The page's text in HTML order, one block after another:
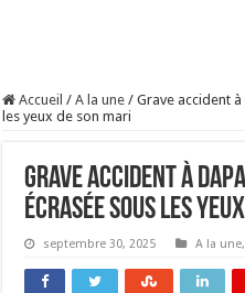
Accueil / A la une / Grave accident
les yeux de son mari
Grave accident à
écrasée sous les
septembre 30, 2025 A la une,